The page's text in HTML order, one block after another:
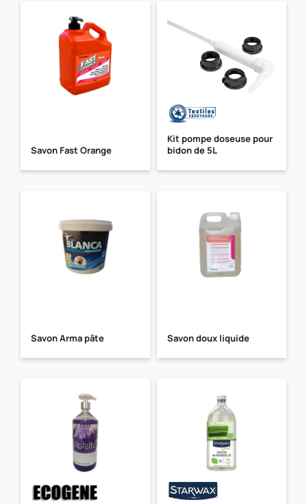
Savon Fast Orange
Kit pompe doseuse pour
bidon de 5L
Savon Arma pâte Savon doux liquide